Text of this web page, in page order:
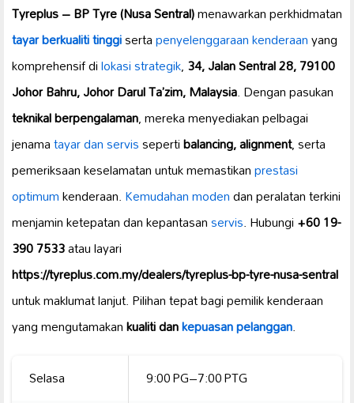
Tyreplus – BP Tyre (Nusa Sentral)menawarkan perkhidmatan
tayar berkualiti tinggisertapenyelenggaraan kenderaanyang
komprehensif dilokasi strategik,34, Jalan Sentral 28, 79100
Johor Bahru, Johor Darul Ta’zim, Malaysia. Dengan pasukan
teknikal berpengalaman, mereka menyediakan pelbagai
jenamatayar dan servissepertibalancing, alignment, serta
pemeriksaan keselamatan untuk memastikanprestasi
optimumkenderaan.Kemudahan modendan peralatan terkini
menjamin ketepatan dan kepantasanservis. Hubungi+60 19-
390 7533atau layari
https://tyreplus.com.my/dealers/tyreplus-bp-tyre-nusa-sentral
untuk maklumat lanjut. Pilihan tepat bagi pemilik kenderaan
yang mengutamakankualiti dankepuasan pelanggan.
Selasa
9:00 PG–7:00 PTG